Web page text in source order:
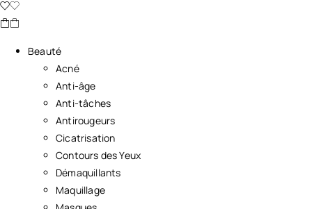
Beauté
Acné
Anti-âge
Anti-tâches
Antirougeurs
Cicatrisation
Contours des Yeux
Démaquillants
Maquillage